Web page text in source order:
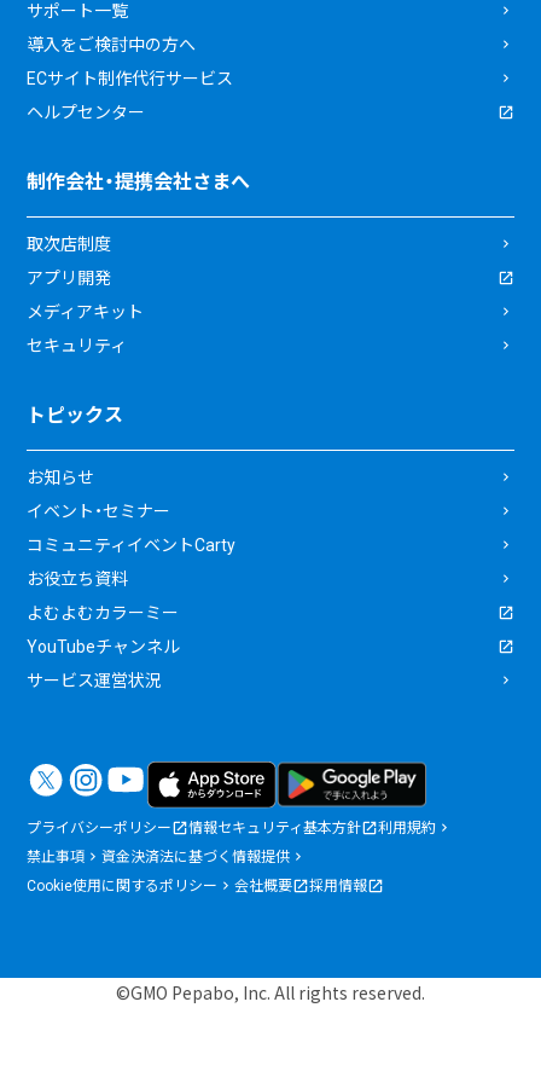
サポート一覧
導入をご検討中の方へ
ECサイト制作代行サービス
ヘルプセンター
制作会社・提携会社さまへ
取次店制度
アプリ開発
メディアキット
セキュリティ
トピックス
お知らせ
イベント・セミナー
コミュニティイベントCarty
お役立ち資料
よむよむカラーミー
YouTubeチャンネル
サービス運営状況
プライバシーポリシー 情報セキュリティ基本方針
利用規約
禁止事項
資金決済法に基づく情報提供
Cookie使用に関するポリシー
会社概要 採用情報
©GMO Pepabo, Inc. All rights reserved.